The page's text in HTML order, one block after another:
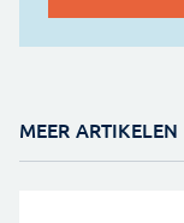
MEER ARTIKELEN